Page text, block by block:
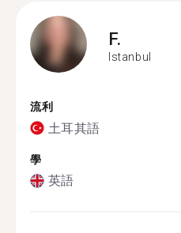
F.
Istanbul
流利
土耳其語
學
英語